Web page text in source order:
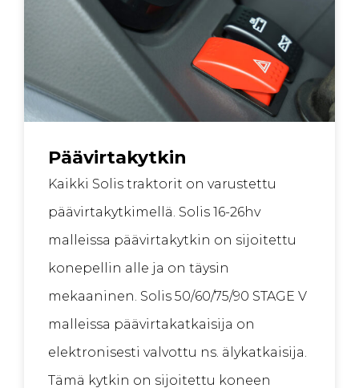
Päävirtakytkin
Kaikki Solis traktorit on varustettu
päävirtakytkimellä. Solis 16-26hv
malleissa päävirtakytkin on sijoitettu
konepellin alle ja on täysin
mekaaninen. Solis 50/60/75/90 STAGE V
malleissa päävirtakatkaisija on
elektronisesti valvottu ns. älykatkaisija.
Tämä kytkin on sijoitettu koneen